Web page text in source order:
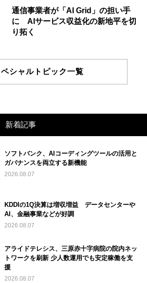
通信事業者が「AI Grid」の担い手
に AIサービス収益化の新地平を切
り拓く
ペシャルトピック一覧
新着記事
ソフトバンク、AIコーディングツールの活用と
ガバナンスを両立する新機能
2026.08.07
KDDIの1Q決算は増収増益 データセンターや
AI、金融事業などが好調
2026.08.07
アライドテレシス、三原赤十字病院の院内ネッ
トワークを刷新 少人数運用でも安定稼働を支
援
2026.08.07